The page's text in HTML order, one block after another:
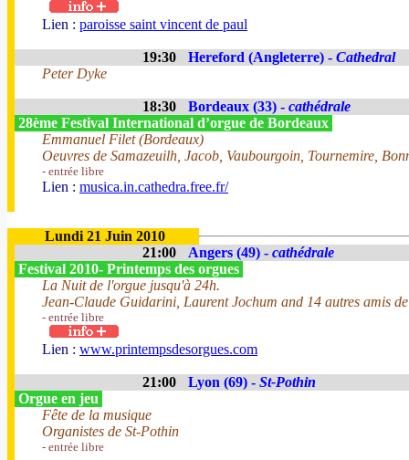
Lien : paroisse saint vincent de paul
19:30 Hereford (Angleterre) - Cathedral
Peter Dyke
18:30 Bordeaux (33) - cathédrale
28ème Festival International d’orgue de Bordeaux
Emmanuel Filet (Bordeaux)
Oeuvres de Samazeuilh, Jacob, Vaubourgoin, Tournemire,
- entrée libre
Lien : musica.in.cathedra.free.fr/
Lundi 21 Juin 2010
21:00
Angers (49) - cathédrale
Festival 2010- Printemps des orgues
La Nuit de l'orgue jusqu'à 24h.
Jean-Claude Guidarini, Laurent Jochum and 14 autres amis
- entrée libre
Lien : www.printempsdesorgues.com
21:00 Lyon (69) - St-Pothin
Orgue en jeu
Fête de la musique
Organistes de St-Pothin
- entrée libre